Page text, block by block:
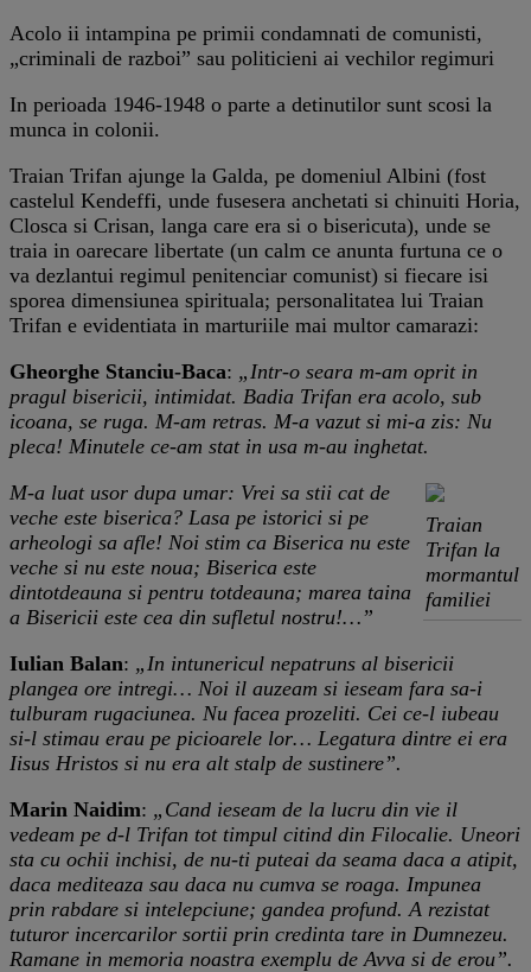
Acolo ii intampina pe primii condamnati de comunisti,
„criminali de razboi” sau politicieni ai vechilor regimuri
In perioada 1946-1948 o parte a detinutilor sunt scosi la
munca in colonii.
Traian Trifan ajunge la Galda, pe domeniul Albini (fost
castelul Kendeffi, unde fusesera anchetati si chinuiti Horia,
Closca si Crisan, langa care era si o bisericuta), unde se
traia in oarecare libertate (un calm ce anunta furtuna ce o
va dezlantui regimul penitenciar comunist) si fiecare isi
sporea dimensiunea spirituala; personalitatea lui Traian
Trifan e evidentiata in marturiile mai multor camarazi:
Gheorghe Stanciu-Baca: „Intr-o seara m-am oprit in
pragul bisericii, intimidat. Badia Trifan era acolo, sub
icoana, se ruga. M-am retras. M-a vazut si mi-a zis: Nu
pleca! Minutele ce-am stat in usa m-au inghetat.
Traian
Trifan la
mormantul
familiei
M-a luat usor dupa umar: Vrei sa stii cat de
veche este biserica? Lasa pe istorici si pe
arheologi sa afle! Noi stim ca Biserica nu este
veche si nu este noua; Biserica este
dintotdeauna si pentru totdeauna; marea taina
a Bisericii este cea din sufletul nostru!…”
Iulian Balan: „In intunericul nepatruns al bisericii
plangea ore intregi… Noi il auzeam si ieseam fara sa-i
tulburam rugaciunea. Nu facea prozeliti. Cei ce-l iubeau
si-l stimau erau pe picioarele lor… Legatura dintre ei era
Iisus Hristos si nu era alt stalp de sustinere”.
Marin Naidim: „Cand ieseam de la lucru din vie il
vedeam pe d-l Trifan tot timpul citind din Filocalie. Uneori
sta cu ochii inchisi, de nu-ti puteai da seama daca a atipit,
daca mediteaza sau daca nu cumva se roaga. Impunea
prin rabdare si intelepciune; gandea profund. A rezistat
tuturor incercarilor sortii prin credinta tare in Dumnezeu.
Ramane in memoria noastra exemplu de Avva si de erou”.